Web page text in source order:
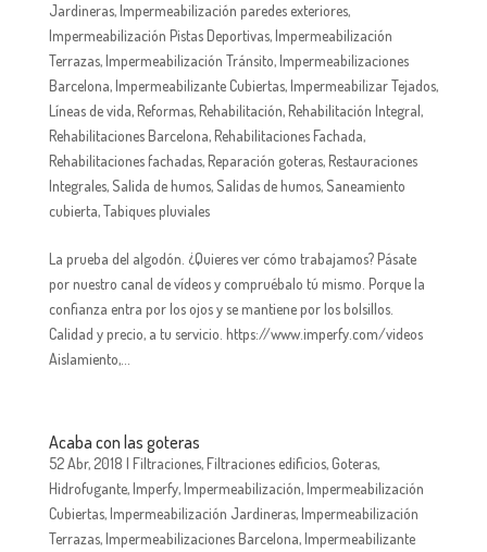
Jardineras,Impermeabilización paredes exteriores,
Impermeabilización Pistas Deportivas,Impermeabilización
Terrazas,Impermeabilización Tránsito,Impermeabilizaciones
Barcelona,Impermeabilizante Cubiertas,Impermeabilizar Tejados,
Líneas de vida,Reformas,Rehabilitación,Rehabilitación Integral,
Rehabilitaciones Barcelona,Rehabilitaciones Fachada,
Rehabilitaciones fachadas,Reparación goteras,Restauraciones
Integrales, Salida de humos, Salidas de humos, Saneamiento
cubierta,Tabiques pluviales
La prueba del algodón. ¿Quieres ver cómo trabajamos? Pásate
por nuestro canal de vídeos y compruébalo tú mismo. Porque la
confianza entra por los ojos y se mantiene por los bolsillos.
Calidad y precio, a tu servicio. https://www.imperfy.com/videos
Aislamiento,...
Acaba con las goteras
52 Abr, 2018 | Filtraciones,Filtraciones edificios,Goteras,
Hidrofugante,Imperfy,Impermeabilización,Impermeabilización
Cubiertas,Impermeabilización Jardineras,Impermeabilización
Terrazas,Impermeabilizaciones Barcelona,Impermeabilizante